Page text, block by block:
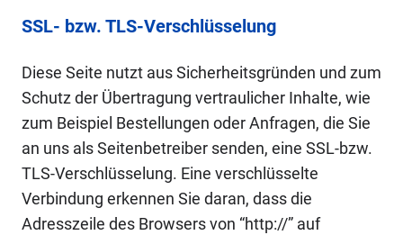
SSL- bzw. TLS-Verschlüsselung
Diese Seite nutzt aus Sicherheitsgründen und zum
Schutz der Übertragung vertraulicher Inhalte, wie
zum Beispiel Bestellungen oder Anfragen, die Sie
an uns als Seitenbetreiber senden, eine SSL-bzw.
TLS-Verschlüsselung. Eine verschlüsselte
Verbindung erkennen Sie daran, dass die
Adresszeile des Browsers von “http://” auf